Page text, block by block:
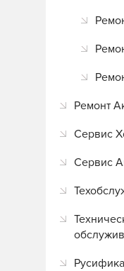
Ремонт
Сервис
Сервис